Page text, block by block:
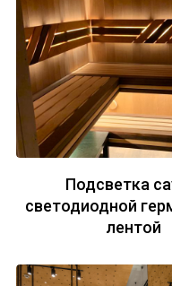
Подсветка
светодиодной
лентой